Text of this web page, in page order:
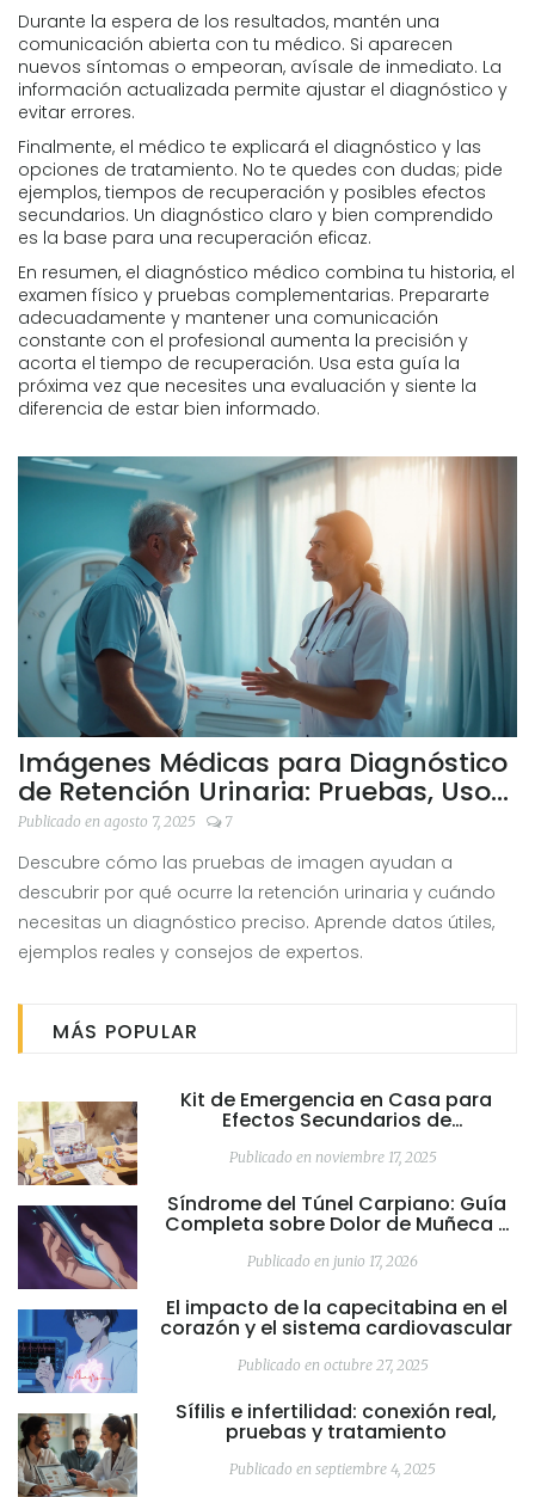
Durante la espera de los resultados, mantén una
comunicación abierta con tu médico. Si aparecen
nuevos síntomas o empeoran, avísale de inmediato. La
información actualizada permite ajustar el diagnóstico y
evitar errores.
Finalmente, el médico te explicará el diagnóstico y las
opciones de tratamiento. No te quedes con dudas; pide
ejemplos, tiempos de recuperación y posibles efectos
secundarios. Un diagnóstico claro y bien comprendido
es la base para una recuperación eficaz.
En resumen, el diagnóstico médico combina tu historia, el
examen físico y pruebas complementarias. Prepararte
adecuadamente y mantener una comunicación
constante con el profesional aumenta la precisión y
acorta el tiempo de recuperación. Usa esta guía la
próxima vez que necesites una evaluación y siente la
diferencia de estar bien informado.
Imágenes Médicas para Diagnóstico
de Retención Urinaria: Pruebas, Usos
y Consejos
Publicado en agosto 7, 2025 7
Descubre cómo las pruebas de imagen ayudan a
descubrir por qué ocurre la retención urinaria y cuándo
necesitas un diagnóstico preciso. Aprende datos útiles,
ejemplos reales y consejos de expertos.
MÁS POPULAR
Kit de Emergencia en Casa para
Efectos Secundarios de
Publicado en noviembre 17, 2025
Síndrome del Túnel Carpiano: Guía
Completa sobre Dolor de Muñeca y
Publicado en junio 17, 2026
El impacto de la capecitabina en el
corazón y el sistema cardiovascular
Publicado en octubre 27, 2025
Sífilis e infertilidad: conexión real,
pruebas y tratamiento
Publicado en septiembre 4, 2025